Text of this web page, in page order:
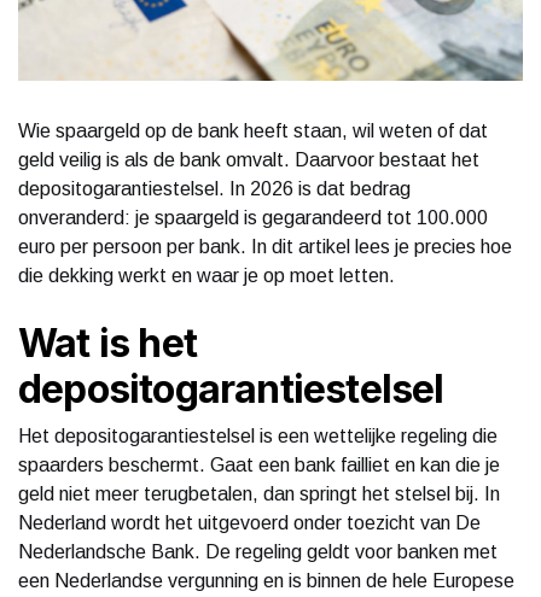
Wie spaargeld op de bank heeft staan, wil weten of dat
geld veilig is als de bank omvalt. Daarvoor bestaat het
depositogarantiestelsel. In 2026 is dat bedrag
onveranderd: je spaargeld is gegarandeerd tot 100.000
euro per persoon per bank. In dit artikel lees je precies hoe
die dekking werkt en waar je op moet letten.
Wat is het
depositogarantiestelsel
Het depositogarantiestelsel is een wettelijke regeling die
spaarders beschermt. Gaat een bank failliet en kan die je
geld niet meer terugbetalen, dan springt het stelsel bij. In
Nederland wordt het uitgevoerd onder toezicht van De
Nederlandsche Bank. De regeling geldt voor banken met
een Nederlandse vergunning en is binnen de hele Europese